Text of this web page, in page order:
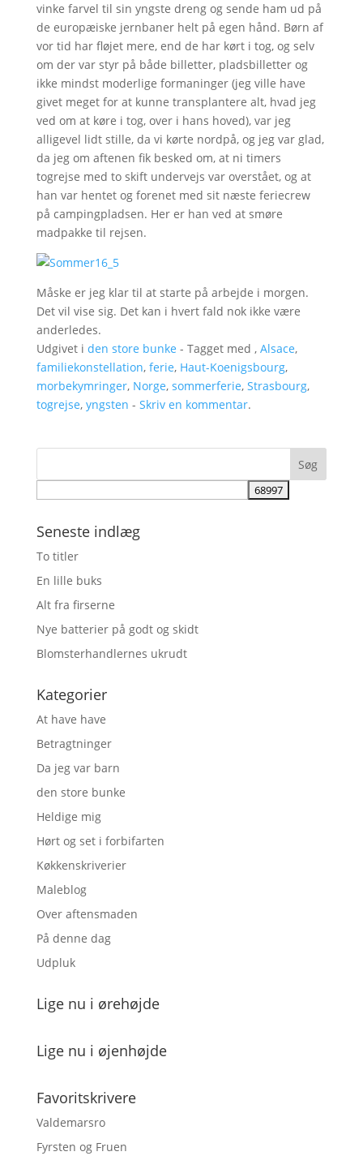
vinke farvel til sin yngste dreng og sende ham ud på
de europæiske jernbaner helt på egen hånd. Børn af
vor tid har fløjet mere, end de har kørt i tog, og selv
om der var styr på både billetter, pladsbilletter og
ikke mindst moderlige formaninger (jeg ville have
givet meget for at kunne transplantere alt, hvad jeg
ved om at køre i tog, over i hans hoved), var jeg
alligevel lidt stille, da vi kørte nordpå, og jeg var glad,
da jeg om aftenen fik besked om, at ni timers
togrejse med to skift undervejs var overstået, og at
han var hentet og forenet med sit næste feriecrew
på campingpladsen. Her er han ved at smøre
madpakke til rejsen.
Måske er jeg klar til at starte på arbejde i morgen.
Det vil vise sig. Det kan i hvert fald nok ikke være
anderledes.
Udgivet i den store bunke - Tagget med , Alsace,
familiekonstellation, ferie, Haut-Koenigsbourg,
morbekymringer, Norge, sommerferie, Strasbourg,
togrejse, yngsten - Skriv en kommentar.
Seneste indlæg
To titler
En lille buks
Alt fra firserne
Nye batterier på godt og skidt
Blomsterhandlernes ukrudt
Kategorier
At have have
Betragtninger
Da jeg var barn
den store bunke
Heldige mig
Hørt og set i forbifarten
Køkkenskriverier
Maleblog
Over aftensmaden
På denne dag
Udpluk
Lige nu i ørehøjde
Lige nu i øjenhøjde
Favoritskrivere
Valdemarsro
Fyrsten og Fruen